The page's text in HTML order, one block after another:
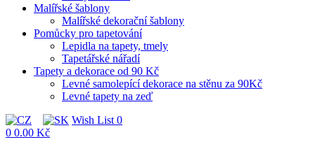
Malířské šablony
Malířské dekorační šablony
Pomůcky pro tapetování
Lepidla na tapety, tmely
Tapetářské nářadí
Tapety a dekorace od 90 Kč
Levné samolepící dekorace na stěnu za 90Kč
Levné tapety na zeď
Wish List 0
0 0.00 Kč